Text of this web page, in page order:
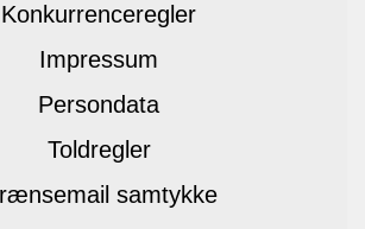
Konkurrenceregler
Impressum
Persondata
Toldregler
samtykke